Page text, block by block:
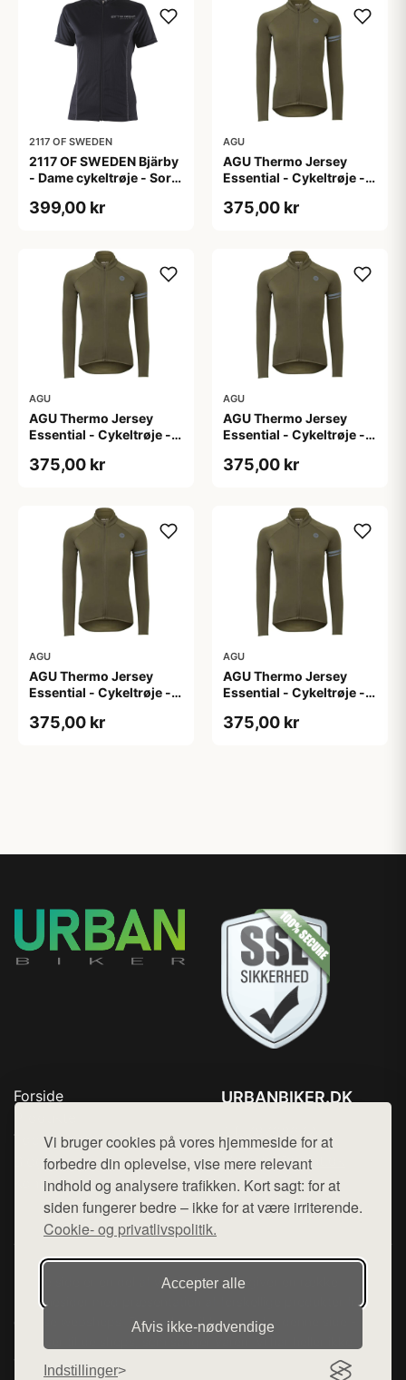
Vi bruger cookies på vores hjemmeside for at
forbedre din oplevelse, vise mere relevant
indhold og analysere trafikken. Kort sagt: for at
siden fungerer bedre – ikke for at være irriterende.
Cookie- og privatlivspolitik.
Accepter alle
Afvis ikke‑nødvendige
Indstillinger
2117 OF SWEDEN
2117 OF SWEDEN Bjärby
- Dame cykeltrøje - Sort
399,00 kr
AGU
AGU Thermo Jersey
Essential - Cykeltrøje -
L
375,00 kr
AGU
AGU Thermo Jersey
Essential - Cykeltrøje -
M
375,00 kr
AGU
AGU Thermo Jersey
Essential - Cykeltrøje -
S
375,00 kr
AGU
AGU Thermo Jersey
Essential - Cykeltrøje -
XL
375,00 kr
AGU
AGU Thermo Jersey
Essential - Cykeltrøje -
XXL
375,00 kr
Forside
Top Rabatter
Blog
Kontakt
URBANBIKER.DK
Mail: hej@want.dk
Cookie- og privatlivspolitik
Denne side er en del af want.dk, der udgiver en række
hjemmesider med præsentation af forskellige produkter fra
diverse webshops. Der sælges ikke varer fra denne side - vi
varerne på lager.